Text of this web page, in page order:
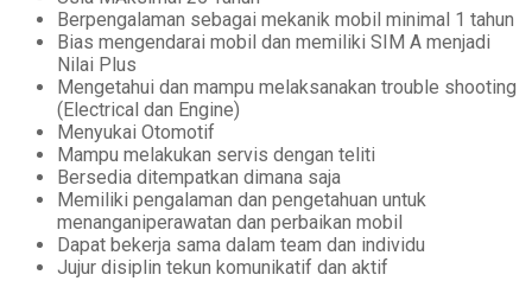
Berpengalaman sebagai mekanik mobil minimal 1 tahun
Bias mengendarai mobil dan memiliki SIM A menjadi
Nilai Plus
Mengetahui dan mampu melaksanakan trouble shooting
(Electrical dan Engine)
Menyukai Otomotif
Mampu melakukan servis dengan teliti
Bersedia ditempatkan dimana saja
Memiliki pengalaman dan pengetahuan untuk
menanganiperawatan dan perbaikan mobil
Dapat bekerja sama dalam team dan individu
Jujur disiplin tekun komunikatif dan aktif